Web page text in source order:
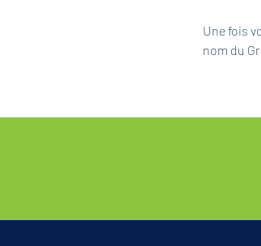
Une fois
nom du